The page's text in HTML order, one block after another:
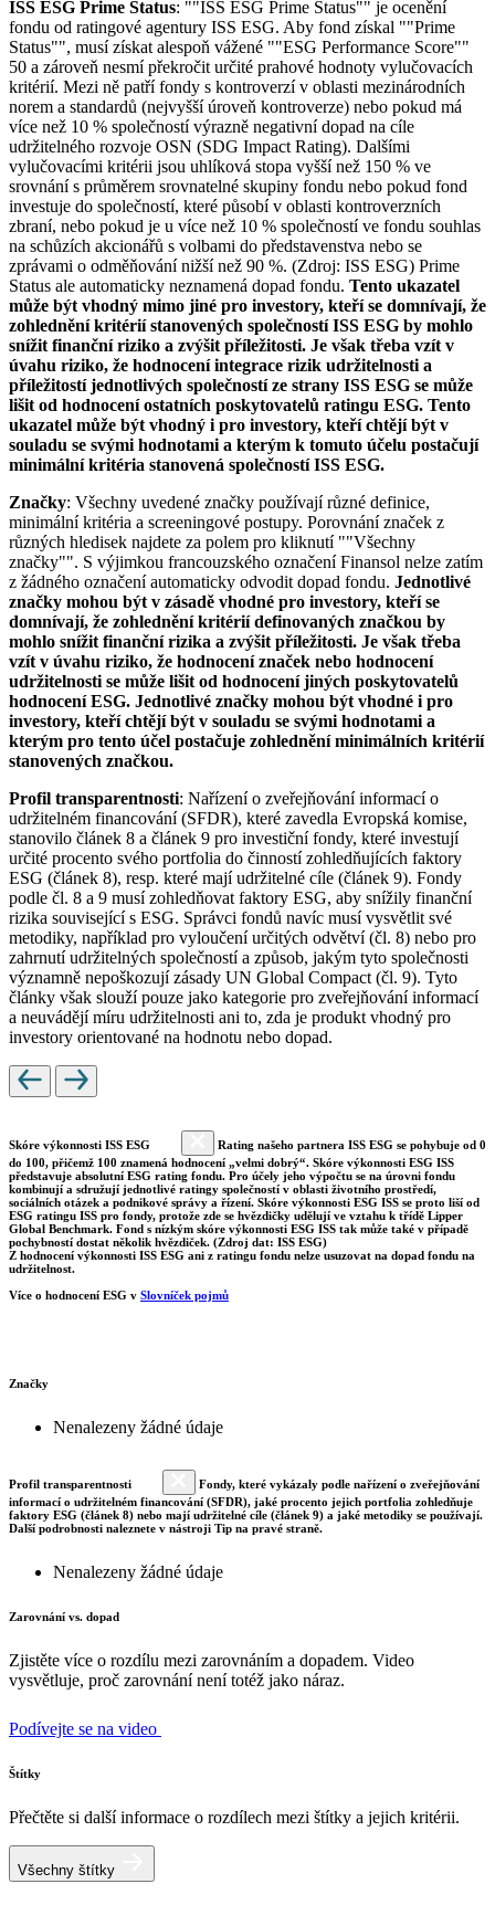
ISS ESG Prime Status: ""ISS ESG Prime Status"" je ocenění
fondu od ratingové agentury ISS ESG. Aby fond získal ""Prime
Status"", musí získat alespoň vážené ""ESG Performance Score""
50 a zároveň nesmí překročit určité prahové hodnoty vylučovacích
kritérií. Mezi ně patří fondy s kontroverzí v oblasti mezinárodních
norem a standardů (nejvyšší úroveň kontroverze) nebo pokud má
více než 10 % společností výrazně negativní dopad na cíle
udržitelného rozvoje OSN (SDG Impact Rating). Dalšími
vylučovacími kritérii jsou uhlíková stopa vyšší než 150 % ve
srovnání s průměrem srovnatelné skupiny fondu nebo pokud fond
investuje do společností, které působí v oblasti kontroverzních
zbraní, nebo pokud je u více než 10 % společností ve fondu souhlas
na schůzích akcionářů s volbami do představenstva nebo se
zprávami o odměňování nižší než 90 %. (Zdroj: ISS ESG) Prime
Status ale automaticky neznamená dopad fondu. Tento ukazatel
může být vhodný mimo jiné pro investory, kteří se domnívají, že
zohlednění kritérií stanovených společností ISS ESG by mohlo
snížit finanční riziko a zvýšit příležitosti. Je však třeba vzít v
úvahu riziko, že hodnocení integrace rizik udržitelnosti a
příležitostí jednotlivých společností ze strany ISS ESG se může
lišit od hodnocení ostatních poskytovatelů ratingu ESG. Tento
ukazatel může být vhodný i pro investory, kteří chtějí být v
souladu se svými hodnotami a kterým k tomuto účelu postačují
minimální kritéria stanovená společností ISS ESG.
Značky: Všechny uvedené značky používají různé definice,
minimální kritéria a screeningové postupy. Porovnání značek z
různých hledisek najdete za polem pro kliknutí ""Všechny
značky"". S výjimkou francouzského označení Finansol nelze zatím
z žádného označení automaticky odvodit dopad fondu. Jednotlivé
značky mohou být v zásadě vhodné pro investory, kteří se
domnívají, že zohlednění kritérií definovaných značkou by
mohlo snížit finanční rizika a zvýšit příležitosti. Je však třeba
vzít v úvahu riziko, že hodnocení značek nebo hodnocení
udržitelnosti se může lišit od hodnocení jiných poskytovatelů
hodnocení ESG. Jednotlivé značky mohou být vhodné i pro
investory, kteří chtějí být v souladu se svými hodnotami a
kterým pro tento účel postačuje zohlednění minimálních kritérií
stanovených značkou.
Profil transparentnosti: Nařízení o zveřejňování informací o
udržitelném financování (SFDR), které zavedla Evropská komise,
stanovilo článek 8 a článek 9 pro investiční fondy, které investují
určité procento svého portfolia do činností zohledňujících faktory
ESG (článek 8), resp. které mají udržitelné cíle (článek 9). Fondy
podle čl. 8 a 9 musí zohledňovat faktory ESG, aby snížily finanční
rizika související s ESG. Správci fondů navíc musí vysvětlit své
metodiky, například pro vyloučení určitých odvětví (čl. 8) nebo pro
zahrnutí udržitelných společností a způsob, jakým tyto společnosti
významně nepoškozují zásady UN Global Compact (čl. 9). Tyto
články však slouží pouze jako kategorie pro zveřejňování informací
a neuvádějí míru udržitelnosti ani to, zda je produkt vhodný pro
investory orientované na hodnotu nebo dopad.
Skóre výkonnosti ISS ESG
Rating našeho partnera ISS ESG se pohybuje od 0
do 100, přičemž 100 znamená hodnocení „velmi dobrý“. Skóre výkonnosti ESG ISS
představuje absolutní ESG rating fondu. Pro účely jeho výpočtu se na úrovni fondu
kombinují a sdružují jednotlivé ratingy společností v oblasti životního prostředí,
sociálních otázek a podnikové správy a řízení. Skóre výkonnosti ESG ISS se proto liší od
ESG ratingu ISS pro fondy, protože zde se hvězdičky udělují ve vztahu k třídě Lipper
Global Benchmark. Fond s nízkým skóre výkonnosti ESG ISS tak může také v případě
pochybností dostat několik hvězdiček. (Zdroj dat: ISS ESG)
Z hodnocení výkonnosti ISS ESG ani z ratingu fondu nelze usuzovat na dopad fondu na
udržitelnost.
Více o hodnocení ESG v Slovníček pojmů
Značky
Nenalezeny žádné údaje
Profil transparentnosti
Fondy, které vykázaly podle nařízení o zveřejňování
informací o udržitelném financování (SFDR), jaké procento jejich portfolia zohledňuje
faktory ESG (článek 8) nebo mají udržitelné cíle (článek 9) a jaké metodiky se používají.
Další podrobnosti naleznete v nástroji Tip na pravé straně.
Nenalezeny žádné údaje
Zarovnání vs. dopad
Zjistěte více o rozdílu mezi zarovnáním a dopadem. Video
vysvětluje, proč zarovnání není totéž jako náraz.
Podívejte se na video
Štítky
Přečtěte si další informace o rozdílech mezi štítky a jejich kritérii.
Všechny štítky